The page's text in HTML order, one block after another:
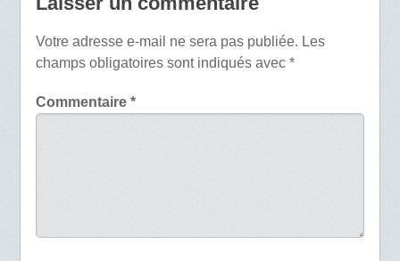
Votre adresse e-mail ne sera pas publiée. Les
champs obligatoires sont indiqués avec *
Commentaire *